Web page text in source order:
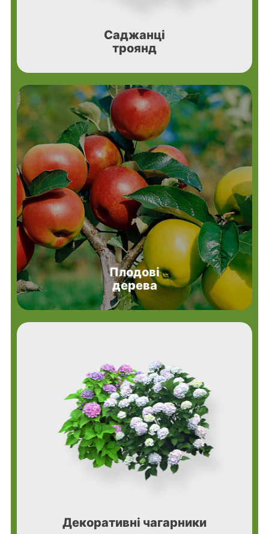
Саджанці
троянд
Плодові
дерева
Декоративні чагарники